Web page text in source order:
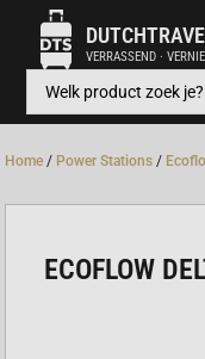
VERRASSEND ·
Home / Power Stations /
ECOFLOW